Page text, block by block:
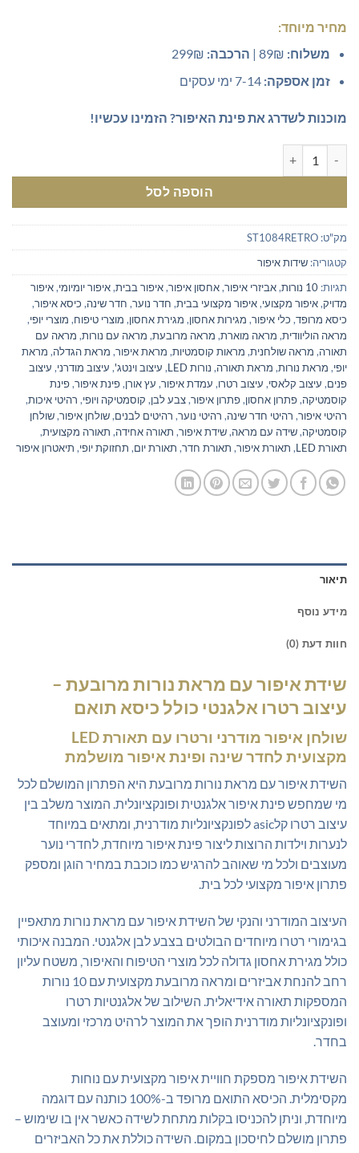
מחיר מיוחד:
משלוח:
הרכבה:
זמן אספקה:
מוכנות לשדרג את פינת האיפור? הזמינו עכשיו!
הוספה לסל
מק"ט: ST1084RETRO
קטגוריה: שידות איפור
תגיות: 10 נורות ,אביזרי איפור,אחסון איפור,איפור בבית,איפור יומיומי,איפור
מדויק,איפור מקצועי,איפור מקצועי בבית, חדר נוער, חדר שינה, כיסא איפור,
כיסא מרופד, כלי איפור, מגירות אחסון, מגירת אחסון, מוצרי טיפוח, מוצרי יופי,
מראה הוליוודית, מראה מוארת, מראה מרובעת, מראה עם נורות, מראה עם
תאורה, מראה שולחנית, מראות קוסמטיות, מראת איפור, מראת הגדלה, מראת
יופי, מראת נורות, מראת תאורה, נורות LED , עיצוב וינטג', עיצוב מודרני, עיצוב
פנים, עיצוב קלאסי, עיצוב רטרו, עמדת איפור, עץ אורן,פינת איפור,פינת
קוסמטיקה,פתרון אחסון,פתרון איפור,צבע לבן, קוסמטיקה ויופי, רהיטי איכות,
רהיטי איפור, רהיטי חדר שינה, רהיטי נוער, רהיטים לבנים,שולחן איפור,שולחן
קוסמטיקה,שידה עם מראה,שידת איפור, תאורה אחידה, תאורה מקצועית,
תאורת LED
, תאורת איפור, תאורת חדר, תאורת יום, תחזוקת יופי, תיאטרון איפור
תיאור
מידע נוסף
חוות דעת (0)
שידת איפור עם מראת נורות מרובעת –
עיצוב רטרו אלגנטי כולל כיסא תואם
שולחן איפור מודרני ורטרו עם תאורת LED
מקצועית לחדר שינה ופינת איפור מושלמת
השידת איפור עם מראת נורות מרובעת היא הפתרון המושלם לכל
מי שמחפש פינת איפור אלגנטית ופונקציונלית. המוצר משלב בין
עיצוב רטרו קלasic לפונקציונליות מודרנית, ומתאים במיוחד
לנערות וילדות הרוצות ליצור פינת איפור מיוחדת, לחדרי נוער
מעוצבים ולכל מי שאוהב להרגיש כמו כוכבת במחיר הוגן ומספק
פתרון איפור מקצועי לכל בית.
העיצוב המודרני והנקי של השידת איפור עם מראת נורות מתאפיין
בגימורי רטרו מיוחדים הבולטים בצבע לבן אלגנטי. המבנה איכותי
כולל מגירת אחסון גדולה לכל מוצרי הטיפוח והאיפור, משטח עליון
רחב להנחת אביזרים ומראה מרובעת מקצועית עם 10 נורות
המספקות תאורה אידיאלית. השילוב של אלגנטיות רטרו
ופונקציונליות מודרנית הופך את המוצר לרהיט מרכזי ומעוצב
בחדר.
השידת איפור מספקת חוויית איפור מקצועית עם נוחות
מקסימלית. הכיסא התואם מרופד ב-100% כותנה עם דוגמה
מיוחדת, וניתן להכניסו בקלות מתחת לשידה כאשר אין בו שימוש –
פתרון מושלם לחיסכון במקום. השידה כוללת את כל האביזרים